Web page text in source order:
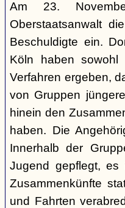
Am 23.
Oberstaatsanwalt
Beschuldigte ein.
Köln haben
Verfahren ergeben,
von Gruppen
hinein den
haben. Die
Innerhalb der
Jugend gepflegt, es
Zusammenkünfte
und Fahrten